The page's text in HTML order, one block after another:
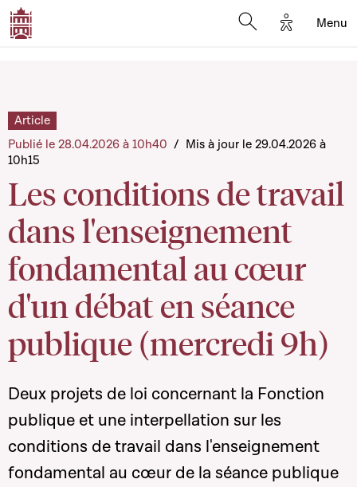
Options
Menu
Les conditions de travail
dans l'enseignement
fondamental au cœur
d'un débat en séance
publique (mercredi 9h)
Article
Publié le 28.04.2026 à 10h40 / Mis à jour le 29.04.2026 à
10h15
Deux projets de loi concernant la Fonction
publique et une interpellation sur les
conditions de travail dans l'enseignement
fondamental au cœur de la séance publique